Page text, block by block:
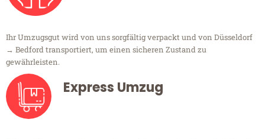
Ihr Umzugsgut wird von uns sorgfältig verpackt und von Düsseldorf
→ Bedford transportiert, um einen sicheren Zustand zu
gewährleisten.
Express Umzug